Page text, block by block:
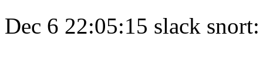
Dec 6 22:05:15 slack